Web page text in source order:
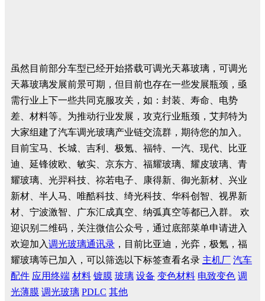
虽然目前部分车型已经开始搭载可调光天幕玻璃，可调光
天幕玻璃发展前景可期，但目前也存在一些发展瓶颈，亟
需行业上下一些共同克服攻关，如：封装、寿命、电势
差、材料等。为推动行业发展，攻克行业瓶颈，艾邦特为
大家组建了汽车调光玻璃产业链交流群，期待您的加入。
目前宝马、长城、吉利、极氪、福特、一汽、现代、比亚
迪、延锋彼欧、敏实、京东方、福耀玻璃、耀皮玻璃、青
耀玻璃、光羿科技、祢若电子、康得新、御光新材、兴业
新材、半人马、唯酷科技、绮光科技、华科创智、视界新
材、宁波激智、广东汇成真空、纳弧真空等都已入群。
欢
迎识别二维码，关注微信公众号，通过底部菜单申请进入
欢迎加入调光玻璃通讯录 ，目前比亚迪，光弈，极氪，福
耀玻璃等已加入，可以筛选以下标签查看名录 主机厂 汽车
配件 应用终端 材料 镀膜 玻璃 设备 变色材料 电致变色 调
光薄膜 调光玻璃 PDLC 其他